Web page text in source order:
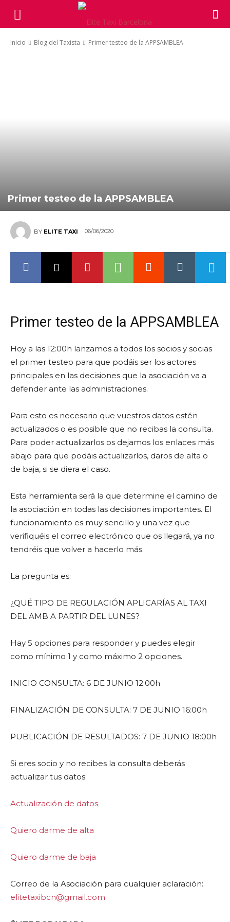
Inicio Blog del Taxista Primer testeo de la APPSAMBLEA
Primer testeo de la APPSAMBLEA
BY ELITE TAXI 06/06/2020
Primer testeo de la APPSAMBLEA
Hoy a las 12:00h lanzamos a todos los socios y socias
el primer testeo para que podáis ser los actores
principales en las decisiones que la asociación va a
defender ante las administraciones.
Para esto es necesario que vuestros datos estén
actualizados o es posible que no recibas la consulta.
Para poder actualizarlos os dejamos los enlaces más
abajo para que podáis actualizarlos, daros de alta o
de baja, si se diera el caso.
Esta herramienta será la que determine el camino de
la asociación en todas las decisiones importantes. El
funcionamiento es muy sencillo y una vez que
verifiquéis el correo electrónico que os llegará, ya no
tendréis que volver a hacerlo más.
La pregunta es:
¿QUÉ TIPO DE REGULACIÓN APLICARÍAS AL TAXI
DEL AMB A PARTIR DEL LUNES?
Hay 5 opciones para responder y puedes elegir
como mínimo 1 y como máximo 2 opciones.
INICIO CONSULTA: 6 DE JUNIO 12:00h
FINALIZACIÓN DE CONSULTA: 7 DE JUNIO 16:00h
PUBLICACIÓN DE RESULTADOS: 7 DE JUNIO 18:00h
Si eres socio y no recibes la consulta deberás
actualizar tus datos:
Actualización de datos
Quiero darme de alta
Quiero darme de baja
Correo de la Asociación para cualquier aclaración:
elitetaxibcn@gmail.com